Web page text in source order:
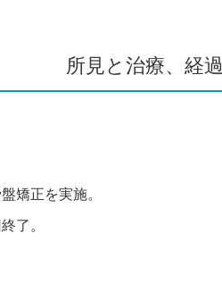
所見と治療、経過
矯正を実施。
了。